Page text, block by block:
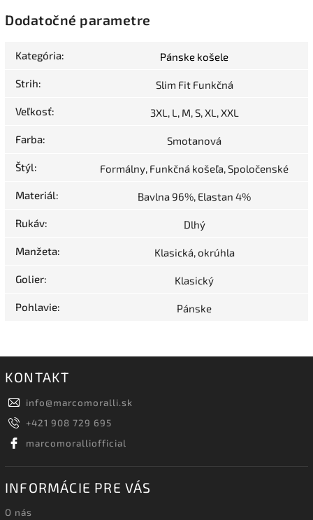
Dodatočné parametre
Kategória: Pánske košele
Strih: Slim Fit Funkčná
Veľkosť: 3XL, L, M, S, XL, XXL
Farba: Smotanová
Štýl: Formálny, Funkčná košeľa, Spoločenské
Materiál: Bavlna 96%, Elastan 4%
Rukáv: Dlhý
Manžeta: Klasická, okrúhla
Golier: Klasický
Pohlavie: Pánske
KONTAKT
info@marcomoralli.sk
+421 908 729 695
marcomoralliofficial
INFORMÁCIE PRE VÁS
O nás